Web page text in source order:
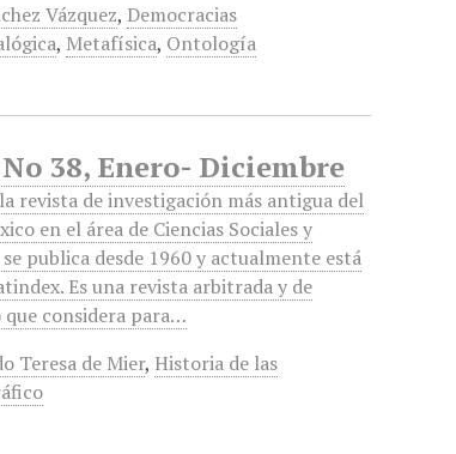
Vázquez, Democracias
, Metafísica, Ontología
38, Enero- Diciembre
revista de investigación más antigua del
en el área de Ciencias Sociales y
publica desde 1960 y actualmente está
Es una revista arbitrada y de
que considera para…
Teresa de Mier, Historia de las